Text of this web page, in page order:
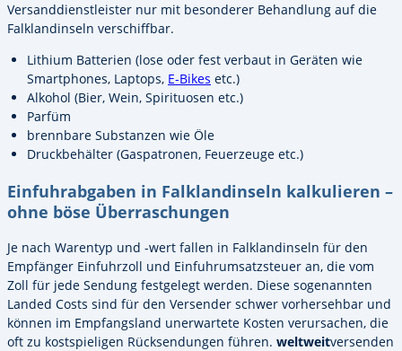
Versanddienstleister nur mit besonderer Behandlung auf die
Falklandinseln verschiffbar.
Lithium Batterien (lose oder fest verbaut in Geräten wie
Smartphones, Laptops, E-Bikes etc.)
Alkohol (Bier, Wein, Spirituosen etc.)
Parfüm
brennbare Substanzen wie Öle
Druckbehälter (Gaspatronen, Feuerzeuge etc.)
Einfuhrabgaben in Falklandinseln kalkulieren –
ohne böse Überraschungen
Je nach Warentyp und -wert fallen in Falklandinseln für den
Empfänger Einfuhrzoll und Einfuhrumsatzsteuer an, die vom
Zoll für jede Sendung festgelegt werden. Diese sogenannten
Landed Costs sind für den Versender schwer vorhersehbar und
können im Empfangsland unerwartete Kosten verursachen, die
oft zu kostspieligen Rücksendungen führen. weltweitversenden